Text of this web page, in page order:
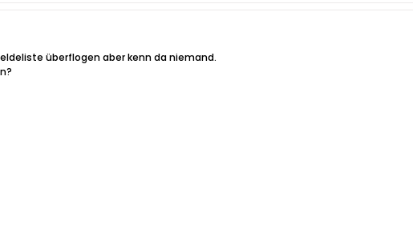
überflogen aber kenn da niemand.